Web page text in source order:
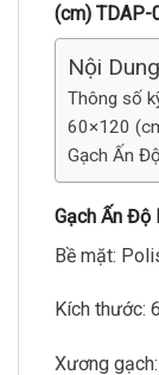
(cm) TDAP-
Nội
Thông số
60×120
Gạch Ấn
Gạch Ấn Độ
Bề mặt:
Kích thước:
Xương